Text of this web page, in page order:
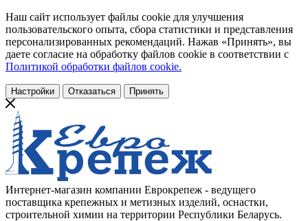
Наш сайт использует файлы cookie для улучшения
пользовательского опыта, сбора статистики и представления
персонализированных рекомендаций. Нажав «Принять», вы
даете согласие на обработку файлов cookie в соответствии с
Политикой обработки файлов cookie.
Настройки Отказаться Принять
Интернет-магазин компании Еврокрепеж - ведущего
поставщика крепежных и метизных изделий, оснастки,
строительной химии на территории Республики Беларусь.